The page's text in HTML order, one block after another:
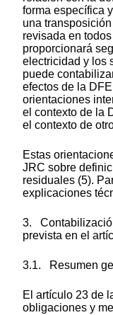
forma específica
una
revisada en
proporcionará
electricidad y los
puede
efectos de la
orientaciones
el contexto de la
el contexto de
Estas
JRC sobre
residuales (5).
explicaciones
3.
prevista en el
3.1. Resumen
El artículo 23 de
obligaciones y